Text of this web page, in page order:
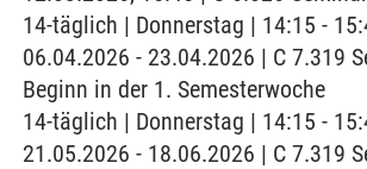
14-täglich | Donnerstag | 14:15 -
06.04.2026 - 23.04.2026 | C 7.319
Beginn in der 1. Semesterwoche
14-täglich | Donnerstag | 14:15 -
21.05.2026 - 18.06.2026 | C 7.319